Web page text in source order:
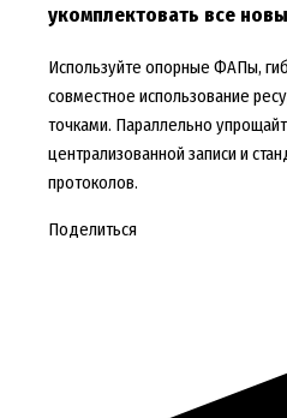
укомплектовать все
Используйте опорные ФАПы,
совместное использование
точками. Параллельно
централизованной записи и
протоколов.
Поделиться